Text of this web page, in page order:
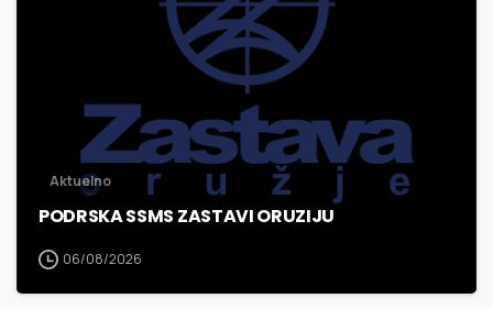
Aktuelno
PODRSKA SSMS ZASTAVI ORUZIJU
06/08/2026